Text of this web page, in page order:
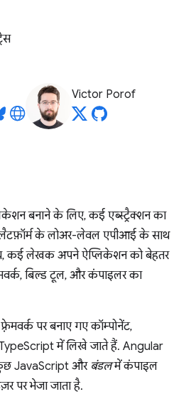
Victor Porof
बनाने के लिए, कई एब्स्ट्रैक्शन का
के लोअर-लेवल एपीआई के साथ
कई लेखक अपने ऐप्लिकेशन को बेहतर
बिल्ड टूल, और कंपाइलर का
पर बनाए गए कॉम्पोनेंट,
में लिखे जाते हैं. Angular
JavaScript और बंडलमें कंपाइल
पर भेजा जाता है.